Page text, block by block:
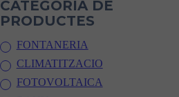
CATEGORIA DE
PRODUCTES
FONTANERIA
CLIMATITZACIO
FOTOVOLTAICA